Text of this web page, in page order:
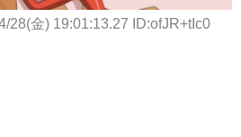
28(金) 19:01:13.27 ID:ofJR+tIc0